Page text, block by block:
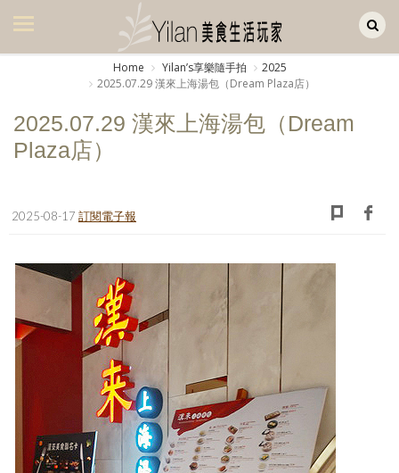
美食集
廚房集
旅遊集
書房集
日記簿
餐桌週記
影音區
Home Yilanʼs享樂隨手拍
2025
2025.07.29 漢來上海湯包（Dream Plaza店）
2025.07.29 漢來上海湯包（Dream
Plaza店）
2025-08-17 訂閱電子報